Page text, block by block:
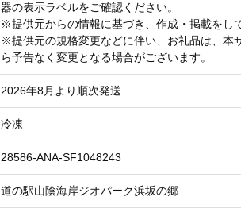
器の表示ラベルをご確認ください。
※提供元からの情報に基づき、作成・掲載をし
※提供元の規格変更などに伴い、お礼品は、本
ら予告なく変更となる場合がございます。
2026年8月より順次発送
冷凍
28586-ANA-SF1048243
道の駅山陰海岸ジオパーク浜坂の郷